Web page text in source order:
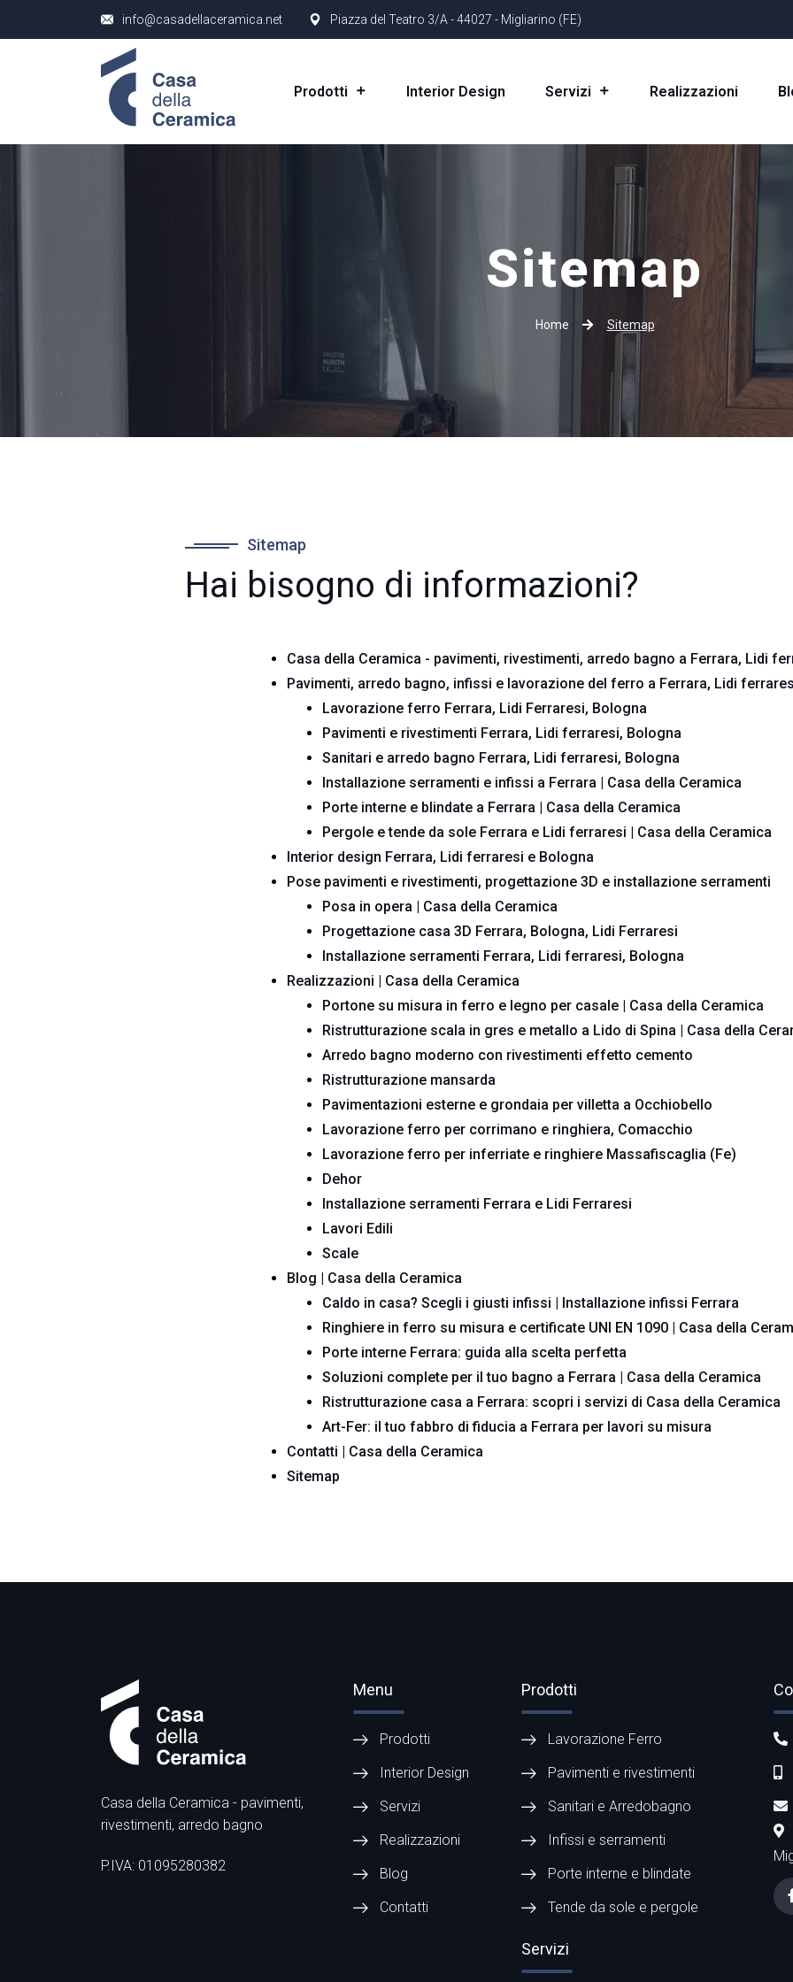
info@casadellaceramica.net Piazza del Teatro 3/A - 44027 - Migliarino (FE)
Prodotti Interior Design Servizi Realizzazioni
Sitemap
Home Sitemap
Sitemap
Hai bisogno di informazioni?
Casa della Ceramica - pavimenti, rivestimenti, arredo bagno a Ferrara, Lidi
Pavimenti, arredo bagno, infissi e lavorazione del ferro a Ferrara, Lidi
Lavorazione ferro Ferrara, Lidi Ferraresi, Bologna
Pavimenti e rivestimenti Ferrara, Lidi ferraresi, Bologna
Sanitari e arredo bagno Ferrara, Lidi ferraresi, Bologna
Installazione serramenti e infissi a Ferrara | Casa della Ceramica
Porte interne e blindate a Ferrara | Casa della Ceramica
Pergole e tende da sole Ferrara e Lidi ferraresi | Casa della Ceramica
Interior design Ferrara, Lidi ferraresi e Bologna
Pose pavimenti e rivestimenti, progettazione 3D e installazione serramenti
Posa in opera | Casa della Ceramica
Progettazione casa 3D Ferrara, Bologna, Lidi Ferraresi
Installazione serramenti Ferrara, Lidi ferraresi, Bologna
Realizzazioni | Casa della Ceramica
Portone su misura in ferro e legno per casale | Casa della Ceramica
Ristrutturazione scala in gres e metallo a Lido di Spina | Casa della
Arredo bagno moderno con rivestimenti effetto cemento
Ristrutturazione mansarda
Pavimentazioni esterne e grondaia per villetta a Occhiobello
Lavorazione ferro per corrimano e ringhiera, Comacchio
Lavorazione ferro per inferriate e ringhiere Massafiscaglia (Fe)
Dehor
Installazione serramenti Ferrara e Lidi Ferraresi
Lavori Edili
Scale
Blog | Casa della Ceramica
Caldo in casa? Scegli i giusti infissi | Installazione infissi Ferrara
Ringhiere in ferro su misura e certificate UNI EN 1090 | Casa della
Porte interne Ferrara: guida alla scelta perfetta
Soluzioni complete per il tuo bagno a Ferrara | Casa della Ceramica
Ristrutturazione casa a Ferrara: scopri i servizi di Casa della Ceramica
Art-Fer: il tuo fabbro di fiducia a Ferrara per lavori su misura
Contatti | Casa della Ceramica
Sitemap
Casa della Ceramica - pavimenti,
rivestimenti, arredo bagno
P.IVA: 01095280382
Menu
Prodotti
Interior Design
Servizi
Realizzazioni
Blog
Contatti
Prodotti
Lavorazione Ferro
Pavimenti e rivestimenti
Sanitari e Arredobagno
Infissi e serramenti
Porte interne e blindate
Tende da sole e pergole
Servizi